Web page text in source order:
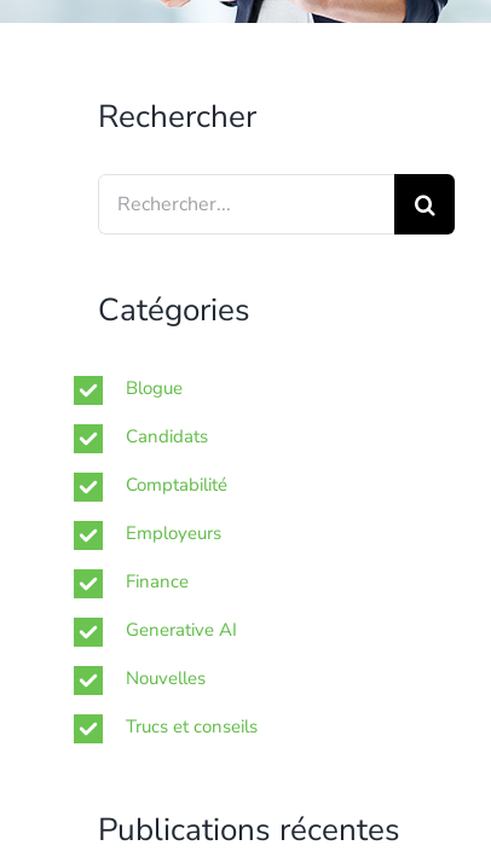
Rechercher
Search
for:
Catégories
Blogue
Candidats
Comptabilité
Employeurs
Finance
Generative AI
Nouvelles
Trucs et conseils
Publications récentes